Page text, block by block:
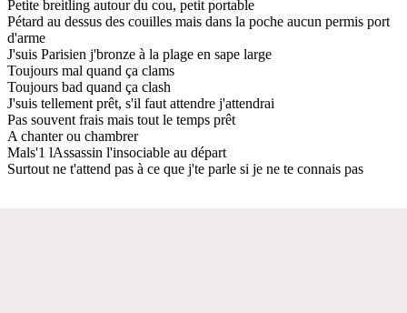
Petite breitling autour du cou, petit portable
Pétard au dessus des couilles mais dans la poche aucun permis port
d'arme
J'suis Parisien j'bronze à la plage en sape large
Toujours mal quand ça clams
Toujours bad quand ça clash
J'suis tellement prêt, s'il faut attendre j'attendrai
Pas souvent frais mais tout le temps prêt
A chanter ou chambrer
Mals'1 lAssassin l'insociable au départ
Surtout ne t'attend pas à ce que j'te parle si je ne te connais pas